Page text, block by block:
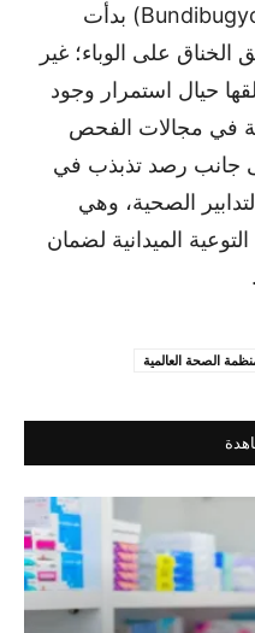
المعروفة باسم “بونديبوغيو” (Bundibugyo) بدأت
الخناق على الوباء؛ غير
حيال استمرار وجود
في مجالات الفحص
جانب رصد تذبذب في
الصحية، وهي
الميدانية لضمان
الصحة العالمية